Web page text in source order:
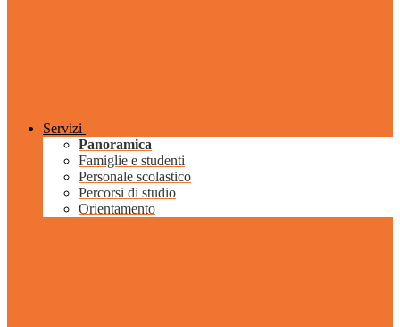
Servizi
Panoramica
Famiglie e studenti
Personale scolastico
Percorsi di studio
Orientamento